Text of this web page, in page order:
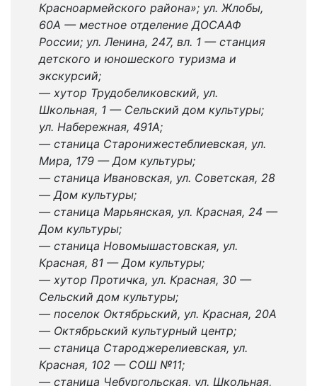
Красноармейского района»; ул. Жлобы,
60А — местное отделение ДОСААФ
России; ул. Ленина, 247, вл. 1 — станция
детского и юношеского туризма и
экскурсий;
— хутор Трудобеликовский, ул.
Школьная, 1 — Сельский дом культуры;
ул. Набережная, 491А;
— станица Старонижестеблиевская, ул.
Мира, 179 — Дом культуры;
— станица Ивановская, ул. Советская, 28
— Дом культуры;
— станица Марьянская, ул. Красная, 24 —
Дом культуры;
— станица Новомышастовская, ул.
Красная, 81 — Дом культуры;
— хутор Протичка, ул. Красная, 30 —
Сельский дом культуры;
— поселок Октябрьский, ул. Красная, 20А
— Октябрьский культурный центр;
— станица Староджерелиевская, ул.
Красная, 102 — СОШ №11;
— станица Чебургольская, ул. Школьная,